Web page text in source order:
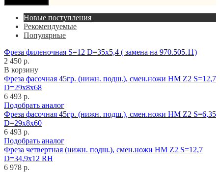
Новые поступления
Рекомендуемые
Популярные
Фреза филеночная S=12 D=35x5,4 ( замена на 970.505.11)
2 450 р.
В корзину
Фреза фасочная 45гр. (нижн. подш.), смен.ножи HM Z2 S=12,7
D=29x8x68
6 493 р.
Подобрать аналог
Фреза фасочная 45гр. (нижн. подш.), смен.ножи HM Z2 S=6,35
D=29x8x60
6 493 р.
Подобрать аналог
Фреза четвертная (нижн. подш.), смен.ножи HM Z2 S=12,7
D=34,9x12 RH
6 978 р.